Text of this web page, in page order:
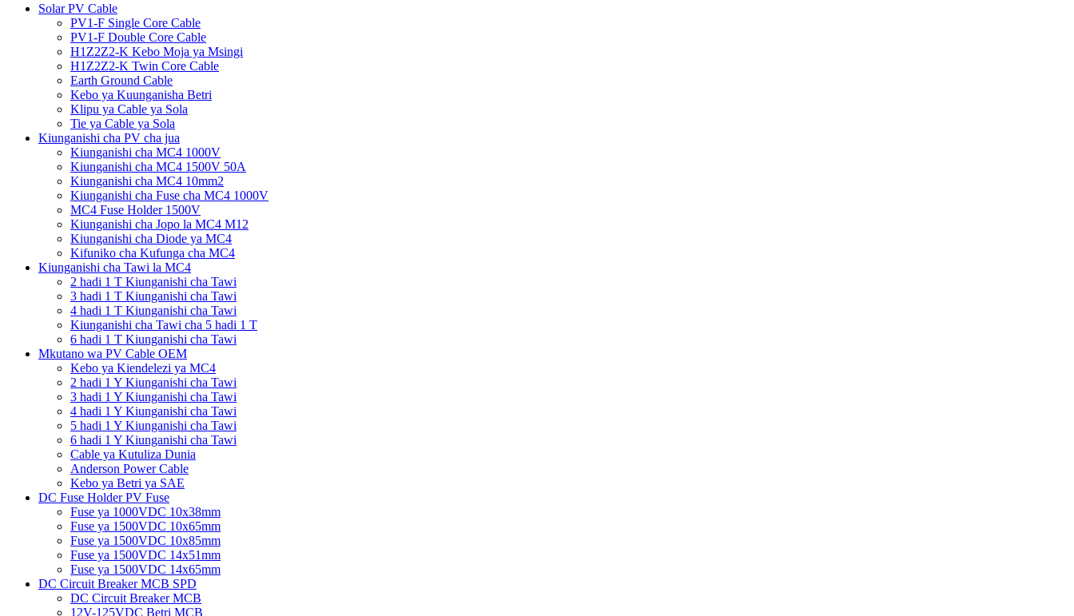
Solar PV Cable
PV1-F Single Core Cable
PV1-F Double Core Cable
H1Z2Z2-K Kebo Moja ya Msingi
H1Z2Z2-K Twin Core Cable
Earth Ground Cable
Kebo ya Kuunganisha Betri
Klipu ya Cable ya Sola
Tie ya Cable ya Sola
Kiunganishi cha PV cha jua
Kiunganishi cha MC4 1000V
Kiunganishi cha MC4 1500V 50A
Kiunganishi cha MC4 10mm2
Kiunganishi cha Fuse cha MC4 1000V
MC4 Fuse Holder 1500V
Kiunganishi cha Jopo la MC4 M12
Kiunganishi cha Diode ya MC4
Kifuniko cha Kufunga cha MC4
Kiunganishi cha Tawi la MC4
2 hadi 1 T Kiunganishi cha Tawi
3 hadi 1 T Kiunganishi cha Tawi
4 hadi 1 T Kiunganishi cha Tawi
Kiunganishi cha Tawi cha 5 hadi 1 T
6 hadi 1 T Kiunganishi cha Tawi
Mkutano wa PV Cable OEM
Kebo ya Kiendelezi ya MC4
2 hadi 1 Y Kiunganishi cha Tawi
3 hadi 1 Y Kiunganishi cha Tawi
4 hadi 1 Y Kiunganishi cha Tawi
5 hadi 1 Y Kiunganishi cha Tawi
6 hadi 1 Y Kiunganishi cha Tawi
Cable ya Kutuliza Dunia
Anderson Power Cable
Kebo ya Betri ya SAE
DC Fuse Holder PV Fuse
Fuse ya 1000VDC 10x38mm
Fuse ya 1500VDC 10x65mm
Fuse ya 1500VDC 10x85mm
Fuse ya 1500VDC 14x51mm
Fuse ya 1500VDC 14x65mm
DC Circuit Breaker MCB SPD
DC Circuit Breaker MCB
12V-125VDC Betri MCB